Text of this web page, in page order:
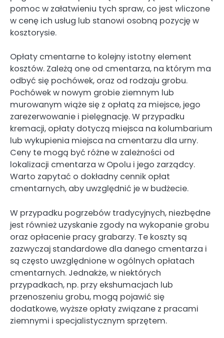
pomoc w załatwieniu tych spraw, co jest wliczone
w cenę ich usług lub stanowi osobną pozycję w
kosztorysie.
Opłaty cmentarne to kolejny istotny element
kosztów. Zależą one od cmentarza, na którym ma
odbyć się pochówek, oraz od rodzaju grobu.
Pochówek w nowym grobie ziemnym lub
murowanym wiąże się z opłatą za miejsce, jego
zarezerwowanie i pielęgnację. W przypadku
kremacji, opłaty dotyczą miejsca na kolumbarium
lub wykupienia miejsca na cmentarzu dla urny.
Ceny te mogą być różne w zależności od
lokalizacji cmentarza w Opolu i jego zarządcy.
Warto zapytać o dokładny cennik opłat
cmentarnych, aby uwzględnić je w budżecie.
W przypadku pogrzebów tradycyjnych, niezbędne
jest również uzyskanie zgody na wykopanie grobu
oraz opłacenie pracy grabarzy. Te koszty są
zazwyczaj standardowe dla danego cmentarza i
są często uwzględnione w ogólnych opłatach
cmentarnych. Jednakże, w niektórych
przypadkach, np. przy ekshumacjach lub
przenoszeniu grobu, mogą pojawić się
dodatkowe, wyższe opłaty związane z pracami
ziemnymi i specjalistycznym sprzętem.